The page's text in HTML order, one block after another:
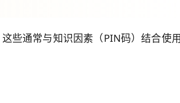
些通常与知识因素（PIN码）结合使用